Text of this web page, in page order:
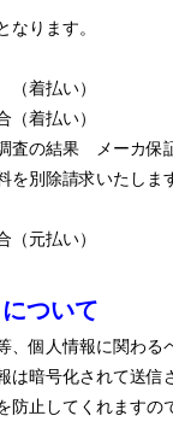
なります。
着払い）
着払い）
の結果 メーカ保
を別除請求いたしま
元払い）
ついて
、個人情報に関わる
は暗号化されて送信
防止してくれますの